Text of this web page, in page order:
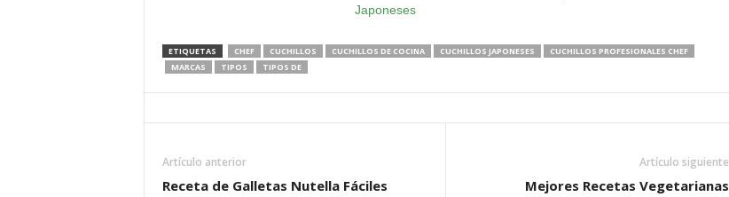
Japoneses
ETIQUETAS CHEF CUCHILLOS CUCHILLOS DE COCINA CUCHILLOS JAPONESES
CUCHILLOS PROFESIONALES CHEF
MARCAS
TIPOS TIPOS DE
Artículo anterior
Receta de Galletas Nutella Fáciles
Artículo siguiente
Mejores Recetas Vegetarianas